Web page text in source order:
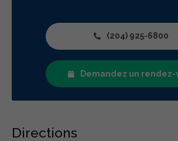
(204) 925-6800
Demandez un rendez-
Directions